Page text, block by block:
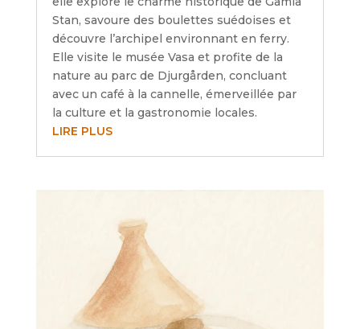
Stan, savoure des boulettes suédoises et
découvre l’archipel environnant en ferry.
Elle visite le musée Vasa et profite de la
nature au parc de Djurgården, concluant
avec un café à la cannelle, émerveillée par
la culture et la gastronomie locales.
LIRE PLUS